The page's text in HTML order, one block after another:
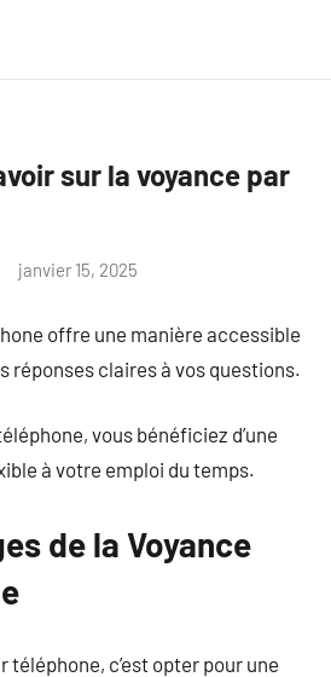
sur la voyance par
janvier 15, 2025
offre une manière accessible
réponses claires à vos questions.
vous bénéficiez d’une
à votre emploi du temps.
de la Voyance
téléphone, c’est opter pour une